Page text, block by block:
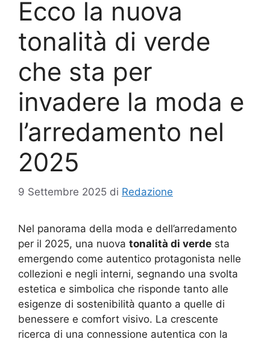
Ecco la nuova
tonalità di verde
che sta per
invadere la moda e
l’arredamento nel
2025
9 Settembre 2025 di Redazione
Nel panorama della moda e dell’arredamento
per il 2025, una nuova tonalità di verde sta
emergendo come autentico protagonista nelle
collezioni e negli interni, segnando una svolta
estetica e simbolica che risponde tanto alle
esigenze di sostenibilità quanto a quelle di
benessere e comfort visivo. La crescente
ricerca di una connessione autentica con la